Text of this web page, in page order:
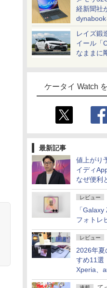
経新聞社
dynabook
レイズ鍛
イール「
なままに
ケータイ Watch
最新記事
値上がり
イディ
なぜ便利
レビュー
「
フォトレ
レビュー
2026年夏
すめ11
Xperia、
ど注目機